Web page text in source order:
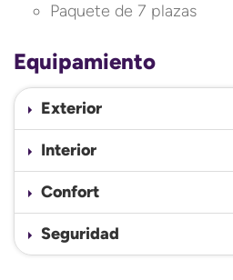
Paquete de 7 plazas
Equipamiento
Exterior
Interior
Confort
Seguridad